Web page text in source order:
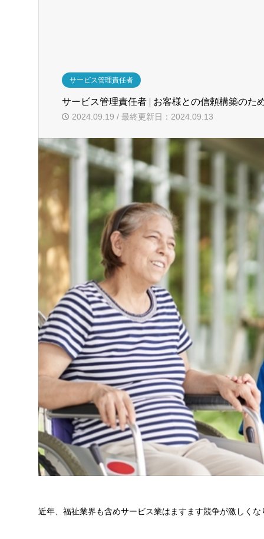
サービス管理責任者
サービス管理責任者 | お客様との信頼構築のた
2024.09.19 / 最終更新日：2024.09.13
近年、福祉業界も含めサービス業はますます競争が激しく